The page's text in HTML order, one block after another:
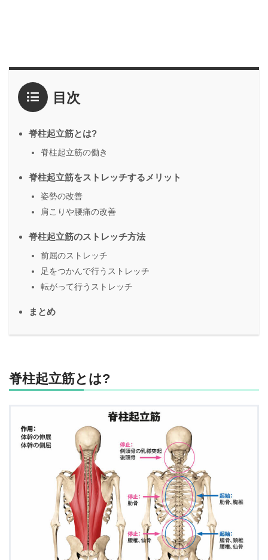
目次
脊柱起立筋とは?
脊柱起立筋の働き
脊柱起立筋をストレッチするメリット
姿勢の改善
肩こりや腰痛の改善
脊柱起立筋のストレッチ方法
前屈のストレッチ
足をつかんで行うストレッチ
転がって行うストレッチ
まとめ
脊柱起立筋とは?